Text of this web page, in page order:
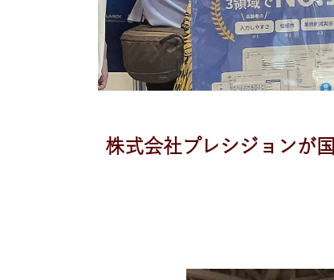
株式会社プレシジョンが